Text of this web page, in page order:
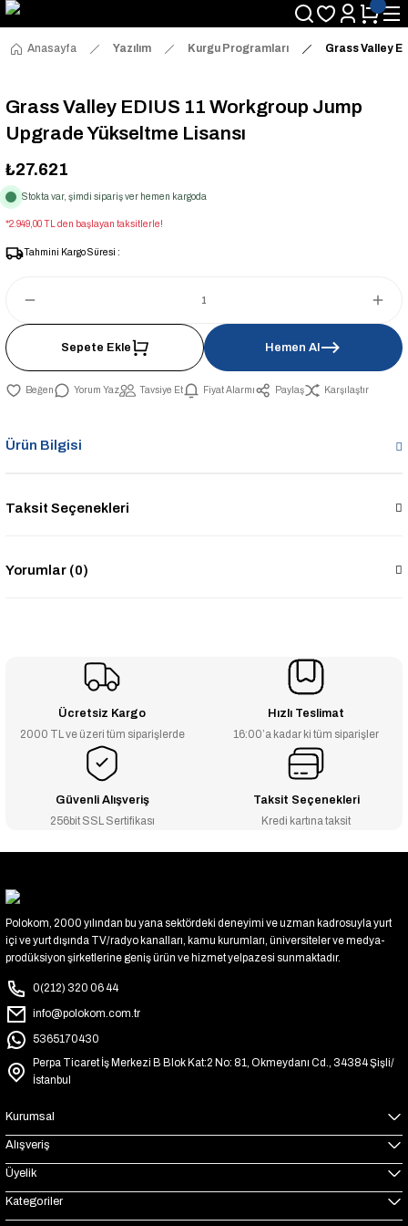
Anasayfa Yazılım Kurgu Programları Grass Valley
Grass Valley EDIUS 11 Workgroup Jump
Upgrade Yükseltme Lisansı
₺27.621
Stokta var, şimdi sipariş ver hemen kargoda
*2.949,00 TL den başlayan taksitlerle!
Tahmini Kargo Süresi :
Sepete Ekle Hemen Al
Yorum Yaz Tavsiye Et Fiyat Alarmı Paylaş Karşılaştır
Ürün Bilgisi
Taksit Seçenekleri
Yorumlar (0)
Ücretsiz Kargo
2000 TL ve üzeri tüm siparişlerde
Hızlı Teslimat
16:00’a kadar ki tüm siparişler
Güvenli Alışveriş
256bit SSL Sertifikası
Taksit Seçenekleri
Kredi kartına taksit
Polokom, 2000 yılından bu yana sektördeki deneyimi ve uzman kadrosuyla yurt
içi ve yurt dışında TV/radyo kanalları, kamu kurumları, üniversiteler ve medya-
prodüksiyon şirketlerine geniş ürün ve hizmet yelpazesi sunmaktadır.
0(212) 320 06 44
info@polokom.com.tr
5365170430
Perpa Ticaret İş Merkezi B Blok Kat:2 No: 81, Okmeydanı Cd., 34384 Şişli/
İstanbul
Kurumsal
Alışveriş
Üyelik
Kategoriler